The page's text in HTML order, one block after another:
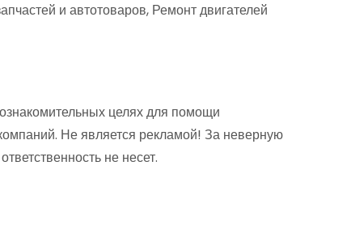
и автотоваров, Ремонт двигателей
целях для помощи
Не является рекламой! За неверную
не несет.